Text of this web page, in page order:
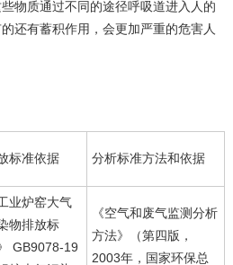
物质通过不同的途径呼吸道进入人的
还有蓄积作用，会更加严重的危害人
标准依据 分析标准方法和依据
工业炉窑大气
物排放标
GB9078-19
《空气和废气监测分析
方法》（第四版，
2003年，国家环保总